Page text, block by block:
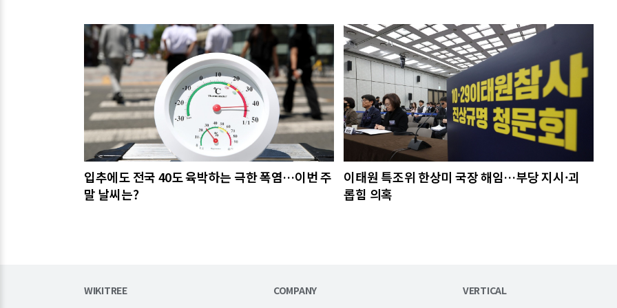
관련기사
입추에도 전국 40도 육박하는 극한 폭염…이번 주
말 날씨는?
이태원 특조위 한상미 국장 해임…부당 지시·괴
롭힘 의혹
WIKITREE COMPANY VERTICAL